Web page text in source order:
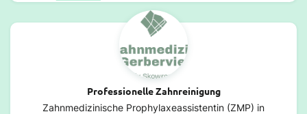
Professionelle Zahnreinigung
Zahnmedizinische Prophylaxeassistentin (ZMP) in